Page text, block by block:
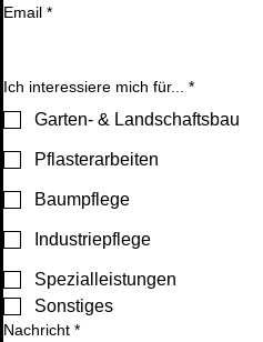
Email *
Ich interessiere mich für... *
Garten- & Landschaftsbau
Pflasterarbeiten
Baumpflege
Industriepflege
Spezialleistungen
Sonstiges
Nachricht *